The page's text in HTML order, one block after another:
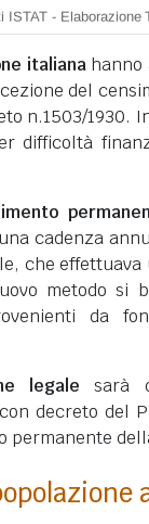
italianahanno
del
n.1503/1930.
difficoltà
cadenza
che
metodo si
da
legale sarà
decreto del
permanente